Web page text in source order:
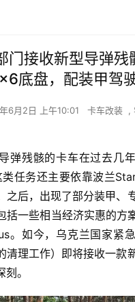
门接收新型导弹残
底盘，配装甲驾
6月2日 上午10:01 卡车改装 ,
弹残骸的卡车在过去几
任务还主要依靠波兰
之后，出现了部分装甲、
括一些相当经济实惠的方
。如今，乌克兰国家紧
清理工作）即将接收一款
。